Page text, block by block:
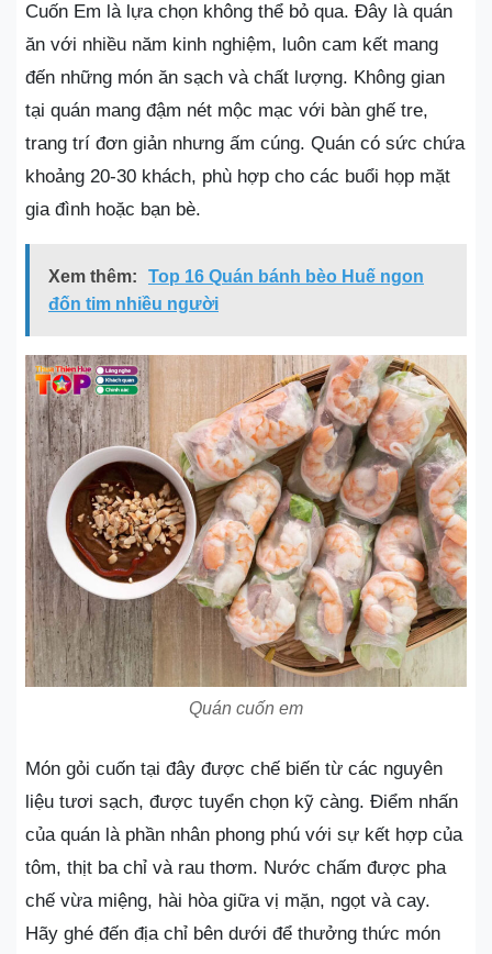
Cuốn Em là lựa chọn không thể bỏ qua. Đây là quán
ăn với nhiều năm kinh nghiệm, luôn cam kết mang
đến những món ăn sạch và chất lượng. Không gian
tại quán mang đậm nét mộc mạc với bàn ghế tre,
trang trí đơn giản nhưng ấm cúng. Quán có sức chứa
khoảng 20-30 khách, phù hợp cho các buổi họp mặt
gia đình hoặc bạn bè.
Xem thêm:
Top 16 Quán bánh bèo Huế ngon
đốn tim nhiều người
Quán cuốn em
Món gỏi cuốn tại đây được chế biến từ các nguyên
liệu tươi sạch, được tuyển chọn kỹ càng. Điểm nhấn
của quán là phần nhân phong phú với sự kết hợp của
tôm, thịt ba chỉ và rau thơm. Nước chấm được pha
chế vừa miệng, hài hòa giữa vị mặn, ngọt và cay.
Hãy ghé đến địa chỉ bên dưới để thưởng thức món